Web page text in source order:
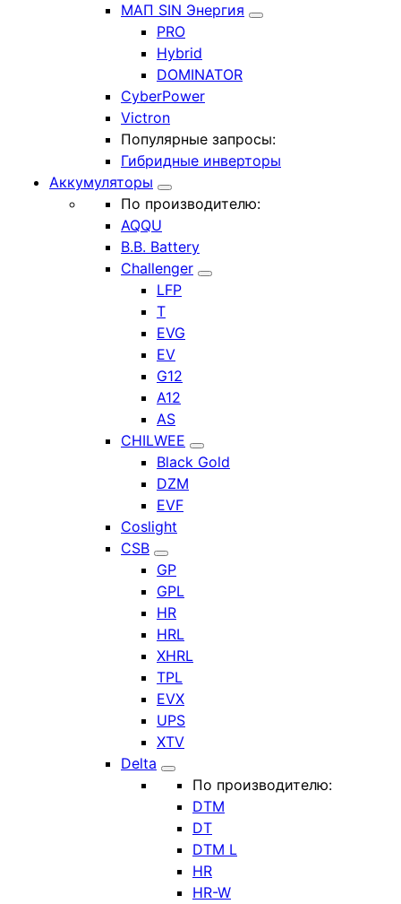
МАП SIN Энергия
PRO
Hybrid
DOMINATOR
CyberPower
Victron
Популярные запросы:
Гибридные инверторы
Аккумуляторы
По производителю:
AQQU
B.B. Battery
Challenger
LFP
T
EVG
EV
G12
A12
AS
CHILWEE
Black Gold
DZM
EVF
Coslight
CSB
GP
GPL
HR
HRL
XHRL
TPL
EVX
UPS
XTV
Delta
По производителю:
DTM
DT
DTM L
HR
HR-W